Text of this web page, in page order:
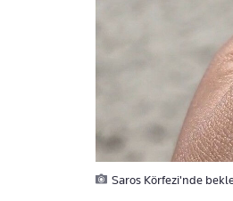
Saros Körfezi'nde